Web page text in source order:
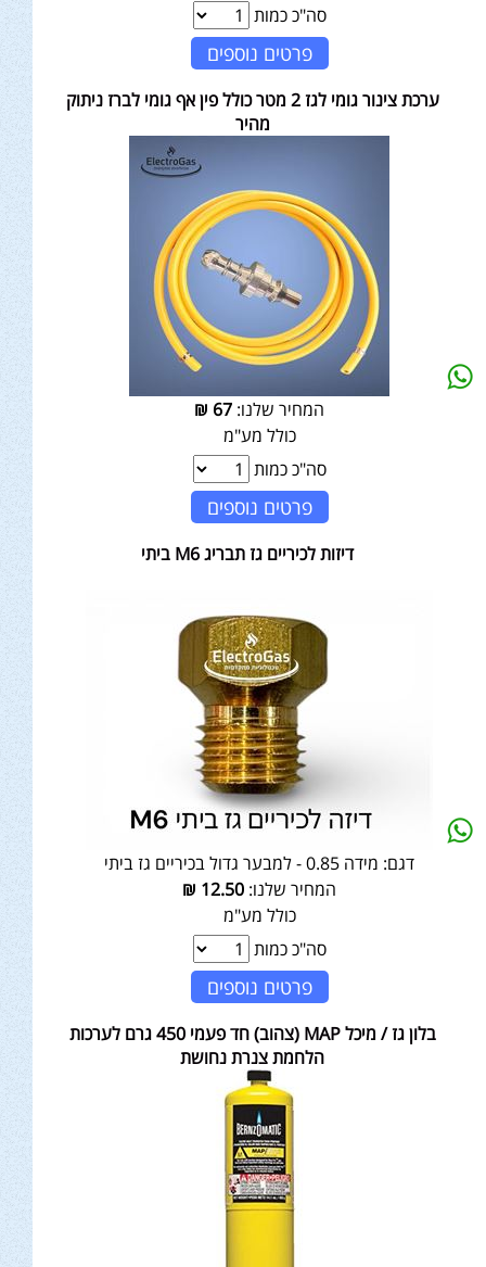
סה"כ כמות
פרטים נוספים
ערכת צינור גומי לגז 2 מטר כולל פין אף גומי לברז ניתוק
מהיר
המחיר שלנו: 67
₪
כולל מע"מ
סה"כ כמות
פרטים נוספים
דיזות לכיריים גז תבריג M6 ביתי
דגם: מידה 0.85 - למבער גדול בכיריים גז ביתי
המחיר שלנו: 12.50
₪
כולל מע"מ
סה"כ כמות
פרטים נוספים
בלון גז / מיכל MAP (צהוב) חד פעמי 450 גרם לערכות
הלחמת צנרת נחושת